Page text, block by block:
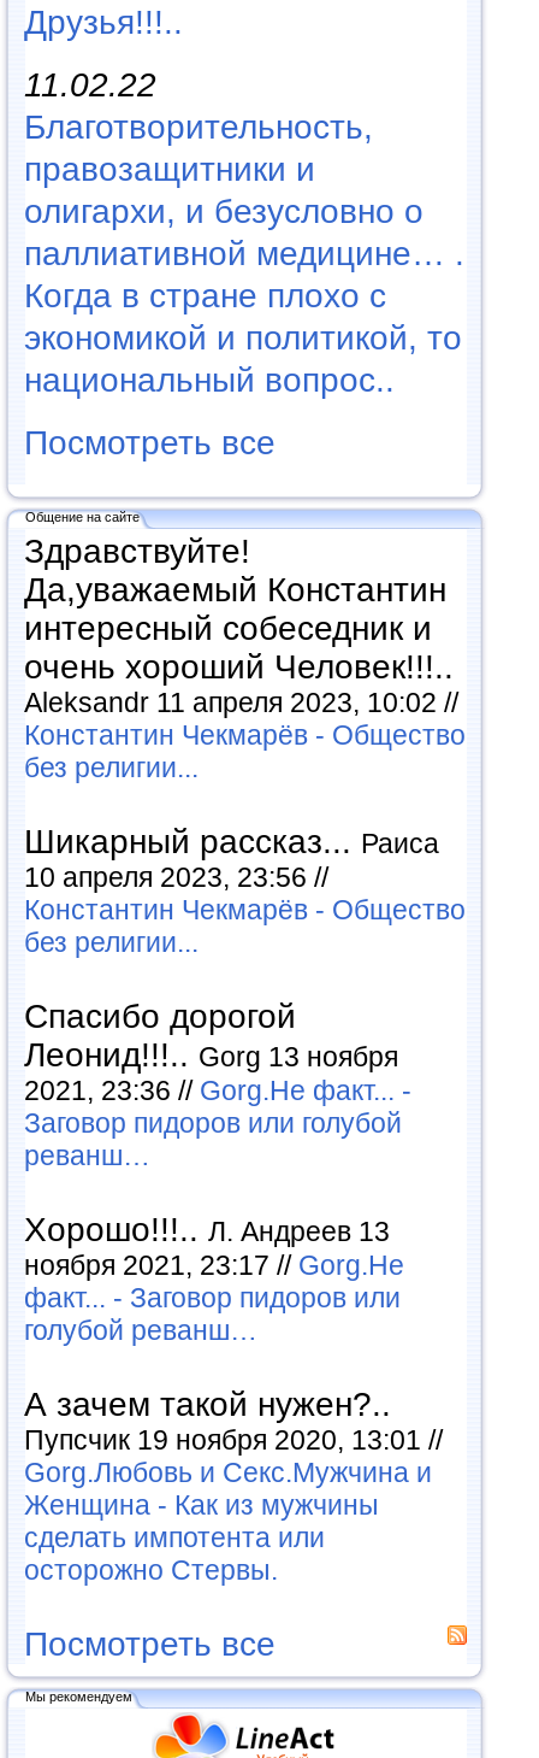
Друзья!!!..
11.02.22
Благотворительность,
правозащитники и
олигархи, и безусловно о
паллиативной медицине… .
Когда в стране плохо с
экономикой и политикой, то
национальный вопрос..
Посмотреть все
Общение на сайте
Здравствуйте!
Да,уважаемый Константин
интересный собеседник и
очень хороший Человек!!!..
Aleksandr 11 апреля 2023, 10:02 //
Константин Чекмарёв - Общество
без религии...
Шикарный рассказ... Раиса
10 апреля 2023, 23:56 //
Константин Чекмарёв - Общество
без религии...
Спасибо дорогой
Леонид!!!.. Gorg 13 ноября
2021, 23:36 // Gorg.Не факт... -
Заговор пидоров или голубой
реванш…
Хорошо!!!.. Л. Андреев 13
ноября 2021, 23:17 // Gorg.Не
факт... - Заговор пидоров или
голубой реванш…
А зачем такой нужен?..
Пупсчик 19 ноября 2020, 13:01 //
Gorg.Любовь и Секс.Мужчина и
Женщина - Как из мужчины
сделать импотента или
осторожно Стервы.
Посмотреть все
Мы рекомендуем